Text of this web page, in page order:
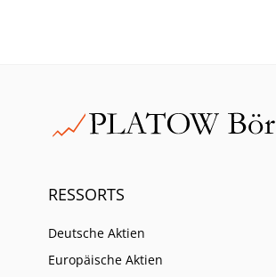
RESSORTS
Deutsche Aktien
Europäische Aktien